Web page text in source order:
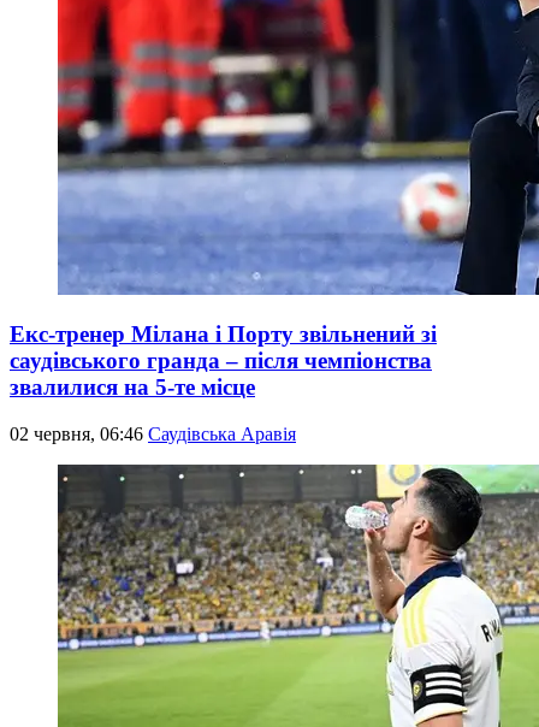
Екс-тренер Мілана і Порту звільнений зі
саудівського гранда – після чемпіонства
звалилися на 5-те місце
02 червня, 06:46 Саудівська Аравія